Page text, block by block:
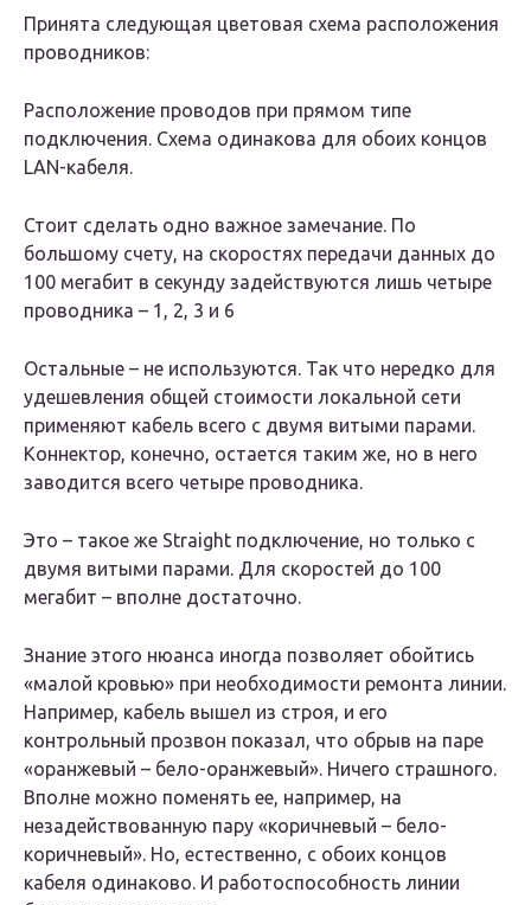
Принята следующая цветовая схема расположения
проводников:
Расположение проводов при прямом типе
подключения. Схема одинакова для обоих концов
LAN-кабеля.
Стоит сделать одно важное замечание. По
большому счету, на скоростях передачи данных до
100 мегабит в секунду задействуются лишь четыре
проводника – 1, 2, 3 и 6
Остальные – не используются. Так что нередко для
удешевления общей стоимости локальной сети
применяют кабель всего с двумя витыми парами.
Коннектор, конечно, остается таким же, но в него
заводится всего четыре проводника.
Это – такое же Straight подключение, но только с
двумя витыми парами. Для скоростей до 100
мегабит – вполне достаточно.
Знание этого нюанса иногда позволяет обойтись
«малой кровью» при необходимости ремонта линии.
Например, кабель вышел из строя, и его
контрольный прозвон показал, что обрыв на паре
«оранжевый – бело-оранжевый». Ничего страшного.
Вполне можно поменять ее, например, на
незадействованную пару «коричневый – бело-
коричневый». Но, естественно, с обоих концов
кабеля одинаково. И работоспособность линии